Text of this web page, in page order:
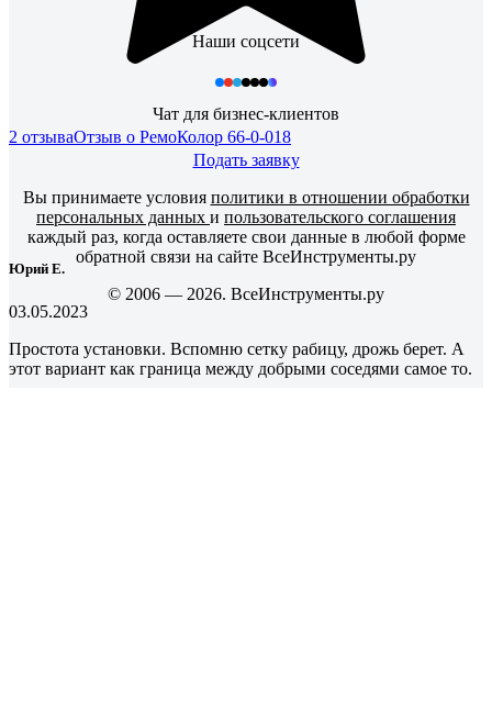
2 отзываОтзыв о РемоКолор 66-0-018
Юрий Е.
03.05.2023
Простота установки. Вспомню сетку рабицу, дрожь берет. А
этот вариант как граница между добрыми соседями самое то.
Наши соцсети
Чат для бизнес-клиентов
Подать заявку
Вы принимаете условия политики в отношении обработки
персональных данных и пользовательского соглашения
каждый раз, когда оставляете свои данные в любой форме
обратной связи на сайте ВсеИнструменты.ру
© 2006 — 2026. ВсеИнструменты.ру